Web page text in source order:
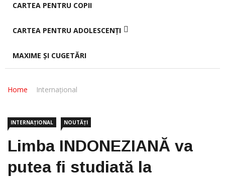
CARTEA PENTRU COPII
CARTEA PENTRU ADOLESCENȚI
MAXIME ȘI CUGETĂRI
Home Internațional
INTERNAȚIONAL NOUTĂȚI
Limba INDONEZIANĂ va
putea fi studiată la